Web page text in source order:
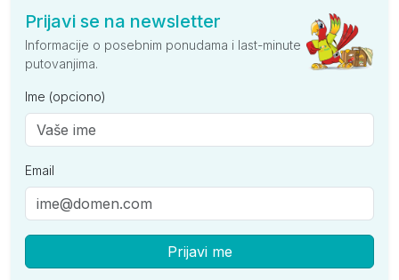
Prijavi se na newsletter
Informacije o posebnim ponudama i last-minute
putovanjima.
Ime (opciono)
Email
Prijavi me